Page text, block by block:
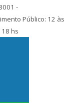
-
Público: 12 às
hs